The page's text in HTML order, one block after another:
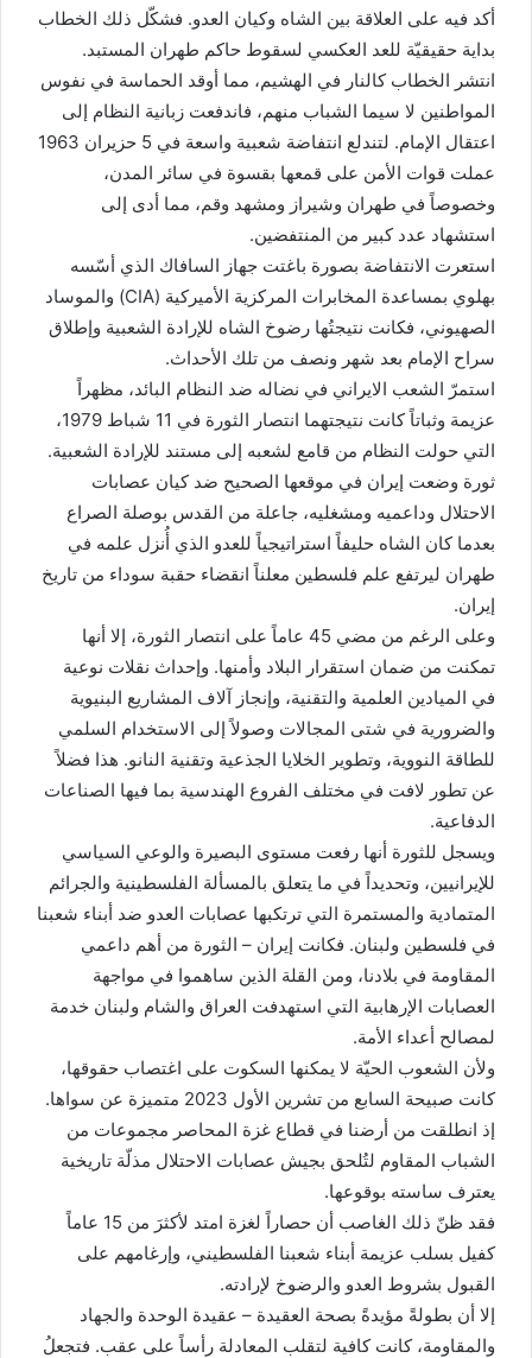
أكد فيه على العلاقة بين الشاه وكيان العدو. فشكّل ذلك الخطاب
بداية حقيقيّة للعد العكسي لسقوط حاكم طهران المستبد.
انتشر الخطاب كالنار في الهشيم، مما أوقد الحماسة في نفوس
المواطنين لا سيما الشباب منهم، فاندفعت زبانية النظام إلى
اعتقال الإمام. لتندلع انتفاضة شعبية واسعة في 5 حزيران 1963
عملت قوات الأمن على قمعها بقسوة في سائر المدن،
وخصوصاً في طهران وشيراز ومشهد وقم، مما أدى إلى
استشهاد عدد كبير من المنتفضين.
استعرت الانتفاضة بصورة باغتت جهاز السافاك الذي أسّسه
بهلوي بمساعدة المخابرات المركزية الأميركية (CIA) والموساد
الصهيوني، فكانت نتيجتُها رضوخ الشاه للإرادة الشعبية وإطلاق
سراح الإمام بعد شهر ونصف من تلك الأحداث.
استمرّ الشعب الايراني في نضاله ضد النظام البائد، مظهراً
عزيمة وثباتاً كانت نتيجتهما انتصار الثورة في 11 شباط 1979،
التي حولت النظام من قامع لشعبه إلى مستند للإرادة الشعبية.
ثورة وضعت إيران في موقعها الصحيح ضد كيان عصابات
الاحتلال وداعميه ومشغليه، جاعلة من القدس بوصلة الصراع
بعدما كان الشاه حليفاً استراتيجياً للعدو الذي أُنزل علمه في
طهران ليرتفع علم فلسطين معلناً انقضاء حقبة سوداء من تاريخ
إيران.
وعلى الرغم من مضي 45 عاماً على انتصار الثورة، إلا أنها
تمكنت من ضمان استقرار البلاد وأمنها. وإحداث نقلات نوعية
في الميادين العلمية والتقنية، وإنجاز آلاف المشاريع البنيوية
والضرورية في شتى المجالات وصولاً إلى الاستخدام السلمي
للطاقة النووية، وتطوير الخلايا الجذعية وتقنية النانو. هذا فضلاً
عن تطور لافت في مختلف الفروع الهندسية بما فيها الصناعات
الدفاعية.
ويسجل للثورة أنها رفعت مستوى البصيرة والوعي السياسي
للإيرانيين، وتحديداً في ما يتعلق بالمسألة الفلسطينية والجرائم
المتمادية والمستمرة التي ترتكبها عصابات العدو ضد أبناء شعبنا
في فلسطين ولبنان. فكانت إيران – الثورة من أهم داعمي
المقاومة في بلادنا، ومن القلة الذين ساهموا في مواجهة
العصابات الإرهابية التي استهدفت العراق والشام ولبنان خدمة
لمصالح أعداء الأمة.
ولأن الشعوب الحيّة لا يمكنها السكوت على اغتصاب حقوقها،
كانت صبيحة السابع من تشرين الأول 2023 متميزة عن سواها.
إذ انطلقت من أرضنا في قطاع غزة المحاصر مجموعات من
الشباب المقاوم لتُلحق بجيش عصابات الاحتلال مذلّة تاريخية
يعترف ساسته بوقوعها.
فقد ظنّ ذلك الغاصب أن حصاراً لغزة امتد لأكثرَ من 15 عاماً
كفيل بسلب عزيمة أبناء شعبنا الفلسطيني، وإرغامهم على
القبول بشروط العدو والرضوخ لإرادته.
إلا أن بطولةً مؤيدةً بصحة العقيدة – عقيدة الوحدة والجهاد
والمقاومة، كانت كافية لتقلب المعادلة رأساً على عقب. فتجعلُ